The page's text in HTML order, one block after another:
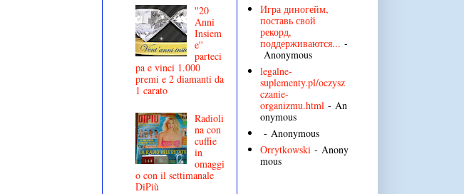
''20
Anni
Insiem
e''
parteci
pa e vinci 1.000
premi e 2 diamanti da
1 carato
Radioli
na con
cuffie
in
omaggi
o con il settimanale
DiPiù
Игра диногейм,
поставь свой
рекорд,
поддерживаются... -
Anonymous
legalne-
suplementy.pl/oczysz
czanie-
organizmu.html - An
onymous
- Anonymous
Orrytkowski - Anony
mous